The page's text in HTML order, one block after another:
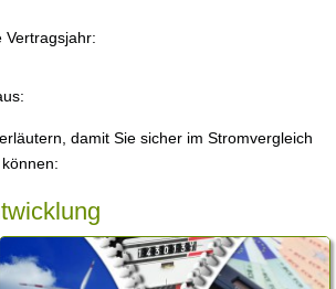
Vertragsjahr:
damit Sie sicher im Stromvergleich